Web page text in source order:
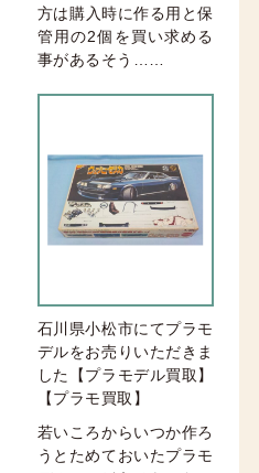
方は購入時に作る用と保
管用の2個を買い求める
事があるそう……
石川県小松市にてプラモ
デルをお売りいただきま
した【プラモデル買取】
【プラモ買取】
若いころからいつか作ろ
うとためておいたプラモ